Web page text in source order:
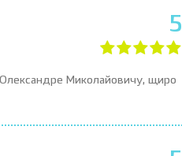
5
Олександре Миколайовичу, щиро